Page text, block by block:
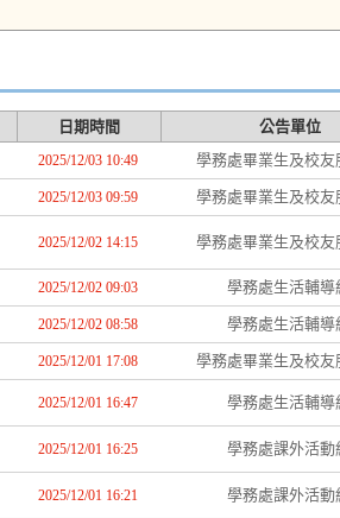
日期時間 公告單位
2025/12/03 10:49 學務處畢業生及校友
2025/12/03 09:59 學務處畢業生及校友
2025/12/02 14:15 學務處畢業生及校友
2025/12/02 09:03 學務處生活輔導
2025/12/02 08:58 學務處生活輔導
2025/12/01 17:08 學務處畢業生及校友
2025/12/01 16:47 學務處生活輔導
2025/12/01 16:25 學務處課外活動
2025/12/01 16:21 學務處課外活動